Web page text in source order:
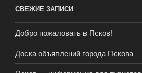
СВЕЖИЕ ЗАПИСИ
Добро пожаловать в Псков!
Доска объявлений города Пскова